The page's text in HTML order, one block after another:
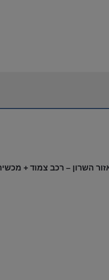
השרון – רכב צמוד +